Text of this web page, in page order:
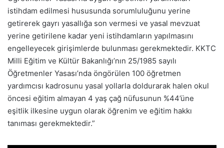
istihdam edilmesi hususunda sorumluluğunu yerine
getirerek gayrı yasallığa son vermesi ve yasal mevzuat
yerine getirilene kadar yeni istihdamların yapılmasını
engelleyecek girişimlerde bulunması gerekmektedir. KKTC
Milli Eğitim ve Kültür Bakanlığı’nın 25/1985 sayılı
Öğretmenler Yasası’nda öngörülen 100 öğretmen
yardımcısı kadrosunu yasal yollarla doldurarak halen okul
öncesi eğitim almayan 4 yaş çağ nüfusunun %44’üne
eşitlik ilkesine uygun olarak öğrenim ve eğitim hakkı
tanıması gerekmektedir.”